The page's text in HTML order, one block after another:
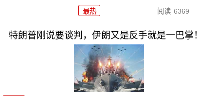
最热 阅读 6369
特朗普刚说要谈判，伊朗又是反手就是一巴掌！